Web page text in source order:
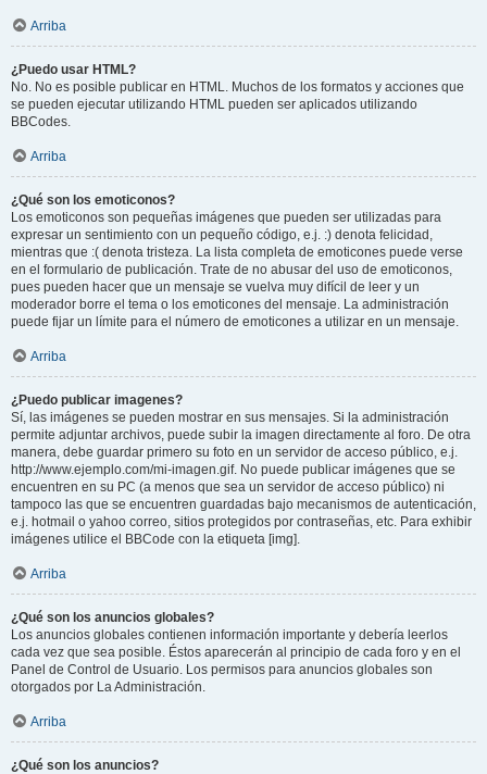
Arriba
¿Puedo usar HTML?
No. No es posible publicar en HTML. Muchos de los formatos y acciones que
se pueden ejecutar utilizando HTML pueden ser aplicados utilizando
BBCodes.
Arriba
¿Qué son los emoticonos?
Los emoticonos son pequeñas imágenes que pueden ser utilizadas para
expresar un sentimiento con un pequeño código, e.j. :) denota felicidad,
mientras que :( denota tristeza. La lista completa de emoticones puede verse
en el formulario de publicación. Trate de no abusar del uso de emoticonos,
pues pueden hacer que un mensaje se vuelva muy difícil de leer y un
moderador borre el tema o los emoticones del mensaje. La administración
puede fijar un límite para el número de emoticones a utilizar en un mensaje.
Arriba
¿Puedo publicar imagenes?
Sí, las imágenes se pueden mostrar en sus mensajes. Si la administración
permite adjuntar archivos, puede subir la imagen directamente al foro. De otra
manera, debe guardar primero su foto en un servidor de acceso público, e.j.
http://www.ejemplo.com/mi-imagen.gif. No puede publicar imágenes que se
encuentren en su PC (a menos que sea un servidor de acceso público) ni
tampoco las que se encuentren guardadas bajo mecanismos de autenticación,
e.j. hotmail o yahoo correo, sitios protegidos por contraseñas, etc. Para exhibir
imágenes utilice el BBCode con la etiqueta [img].
Arriba
¿Qué son los anuncios globales?
Los anuncios globales contienen información importante y debería leerlos
cada vez que sea posible. Éstos aparecerán al principio de cada foro y en el
Panel de Control de Usuario. Los permisos para anuncios globales son
otorgados por La Administración.
Arriba
¿Qué son los anuncios?